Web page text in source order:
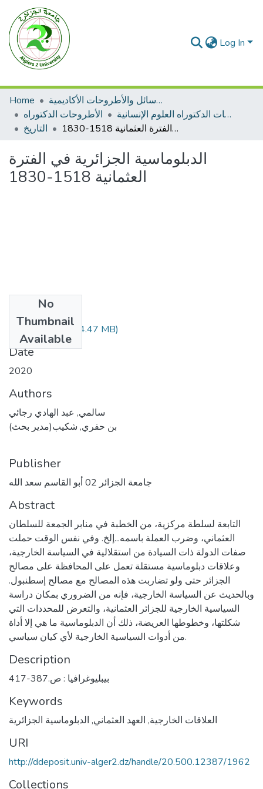
Log In
Home
الرسائل والأطروحات الأكاديمية
الأطروحات الدكتوراه
الأطروحات الدكتوراه العلوم الإنسانية
التاريخ
الدبلوماسية الجزائرية في الفترة العثمانية 1518-1830
الدبلوماسية الجزائرية في الفترة
العثمانية 1518-1830
No
Thumbnail
Available
الدبلوماسية.pdf(34.47 MB)
Date
2020
Authors
سالمي, عبد الهادي رجائي
بن حفري, شكيب(مدير بحث)
Publisher
جامعة الجزائر 02 أبو القاسم سعد الله
Abstract
التابعة لسلطة مركزية، من الخطبة في منابر الجمعة للسلطان
العثماني، وضرب العملة باسمه...إلخ. وفي نفس الوقت حملت
صفات الدولة ذات السيادة من استقلالية في السياسة الخارجية،
وعلاقات دبلوماسية مستقلة تعمل على المحافظة على مصالح
الجزائر حتى ولو تضاربت هذه المصالح مع مصالح إسطنبول.
وبالحديث عن السياسة الخارجية، فإنه من الضروري بمكان دراسة
السياسية الخارجية للجزائر العثمانية، والتعرض للمحددات التي
شكلتها، وخطوطها العريضة، ذلك أن الدبلوماسية ما هي إلا أداة
من أدوات السياسية الخارجية لأي كيان سياسي.
Description
بيبليوغرافيا : ص.387-417
Keywords
العلاقات الخارجية, العهد العثماني, الدبلوماسية الجزائرية
URI
http://ddeposit.univ-alger2.dz/handle/20.500.12387/1962
Collections